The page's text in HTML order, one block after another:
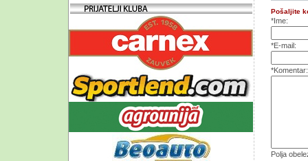
Pošaljite
*Ime:
*E-mail:
*Komentar:
Polja